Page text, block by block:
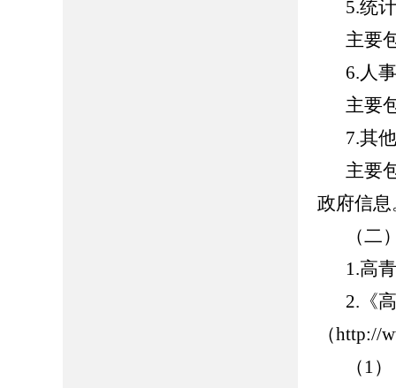
5.统
主要
6.人
主要
7.其
主要
政府信息
（二
1.高
2.《
（http://
（1